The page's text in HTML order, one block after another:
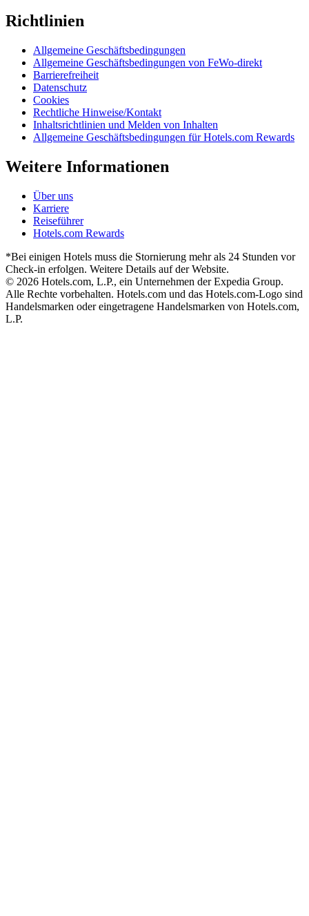
Richtlinien
Allgemeine Geschäftsbedingungen
Allgemeine Geschäftsbedingungen von FeWo-direkt
Barrierefreiheit
Datenschutz
Cookies
Rechtliche Hinweise/Kontakt
Inhaltsrichtlinien und Melden von Inhalten
Allgemeine Geschäftsbedingungen für Hotels.com Rewards
Weitere Informationen
Über uns
Karriere
Reiseführer
Hotels.com Rewards
*Bei einigen Hotels muss die Stornierung mehr als 24 Stunden vor
Check-in erfolgen. Weitere Details auf der Website.
© 2026 Hotels.com, L.P., ein Unternehmen der Expedia Group.
Alle Rechte vorbehalten. Hotels.com und das Hotels.com-Logo sind
Handelsmarken oder eingetragene Handelsmarken von Hotels.com,
L.P.